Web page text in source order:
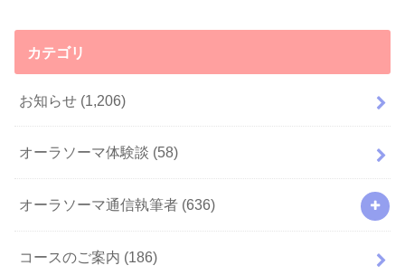
カテゴリ
お知らせ (1,206)
オーラソーマ体験談 (58)
オーラソーマ通信執筆者 (636)
コースのご案内 (186)